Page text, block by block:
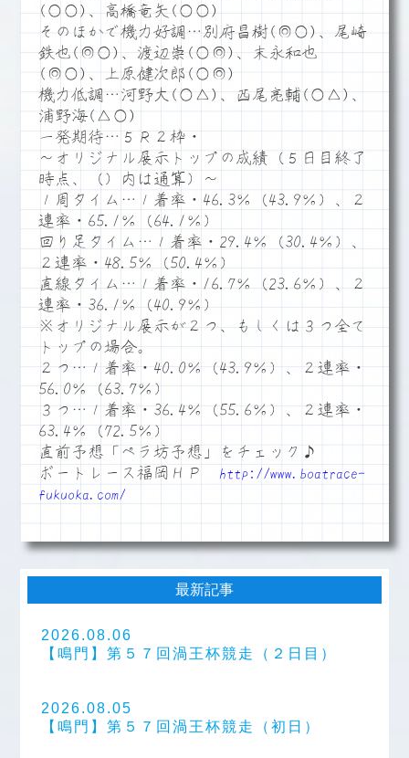
(○○)、高橋竜矢(○○)
そのほかで機力好調…別府昌樹(◎○)、尾崎
鉄也(◎○)、渡辺崇(○◎)、末永和也
(◎○)、上原健次郎(○◎)
機力低調…河野大(○△)、西尾亮輔(○△)、
浦野海(△○)
一発期待…５Ｒ２枠・
～オリジナル展示トップの成績（５日目終了
時点、（）内は通算）～
１周タイム…１着率・46.3％（43.9％）、２
連率・65.1％（64.1％）
回り足タイム…１着率・29.4％（30.4％）、
２連率・48.5％（50.4％）
直線タイム…１着率・16.7％（23.6％）、２
連率・36.1％（40.9％）
※オリジナル展示が２つ、もしくは３つ全て
トップの場合。
２つ…１着率・40.0％（43.9％）、２連率・
56.0％（63.7％）
３つ…１着率・36.4％（55.6％）、２連率・
63.4％（72.5％）
直前予想「ペラ坊予想」をチェック♪
ボートレース福岡ＨＰ http://www.boatrace-
fukuoka.com/
最新記事
2026.08.06
【鳴門】第５７回渦王杯競走（２日目）
2026.08.05
【鳴門】第５７回渦王杯競走（初日）